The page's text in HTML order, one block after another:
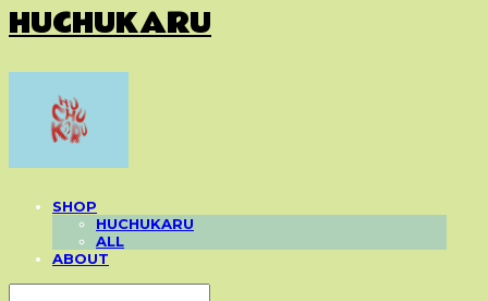
HUCHUKARU
SHOP
HUCHUKARU
ALL
ABOUT